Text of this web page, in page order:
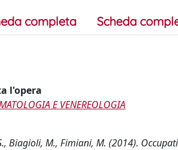
completa Scheda
l'opera
E VENEREOLOGIA
Biagioli, M., Fimiani, M. (2014).